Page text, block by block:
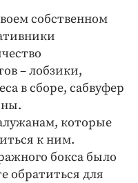
собственном
– лобзики,
в сборе, сабвуфер
которые
к ним.
бокса было
обратиться для